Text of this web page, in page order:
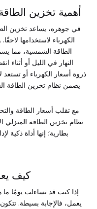
أهمية تخزين
في جوهره، يساعد تخزين
الكهرباء لاستخدامها
الطاقة الشمسية، مما
النهار في الليل أو أثناء
ذروة أسعار الكهرباء أو تستعد
يضمن نظام تخزين الطاقة
مع تقلب أسعار الطاقة
نظام تخزين الطاقة المنزلي
بطارية؛ إنها أداة ذكية
كيف
إذا كنت قد تساءلت يومًا
يعمل، فالإجابة بسيطة.